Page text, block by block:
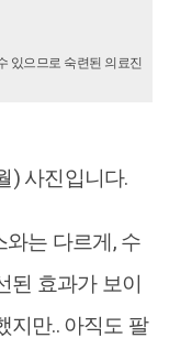
있으므로 숙련된 의료진
) 사진입니다.
는 다르게, 수
된 효과가 보이
지만.. 아직도 팔